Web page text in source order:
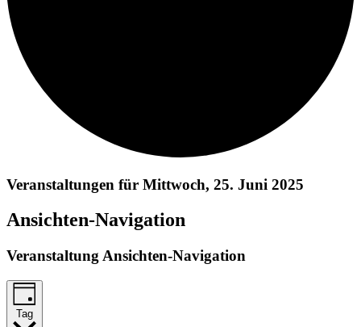
Veranstaltungen für Mittwoch, 25. Juni 2025
Ansichten-Navigation
Veranstaltung Ansichten-Navigation
Tag